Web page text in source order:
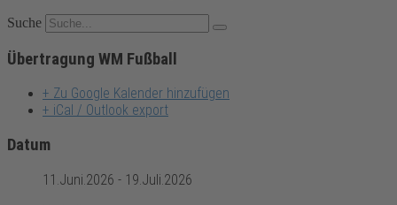
Suche
Übertragung WM Fußball
+ Zu Google Kalender hinzufügen
+ iCal / Outlook export
Datum
11.Juni.2026 - 19.Juli.2026